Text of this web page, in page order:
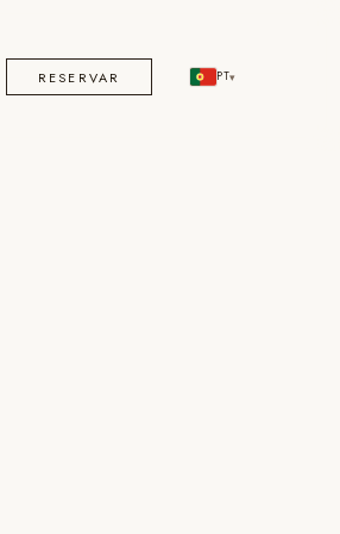
RESERVAR PT▾